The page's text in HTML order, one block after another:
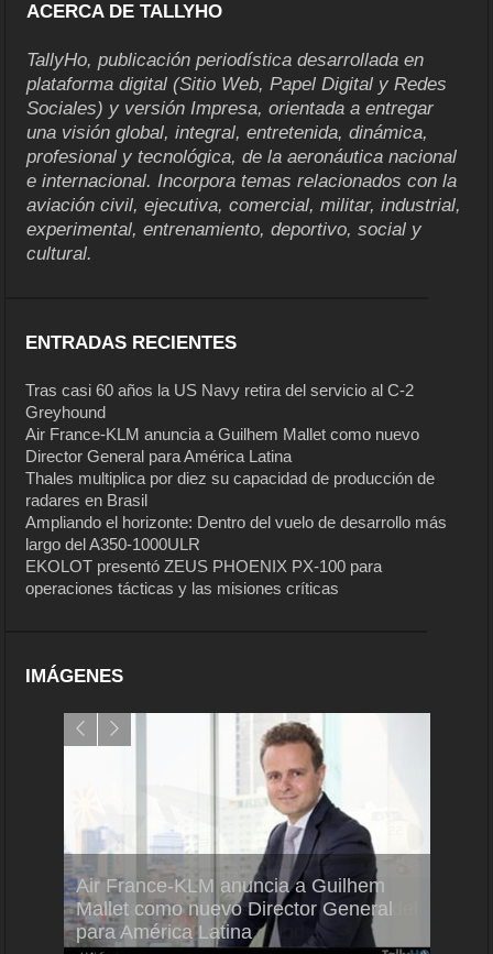
ACERCA DE TALLYHO
TallyHo, publicación periodística desarrollada en
plataforma digital (Sitio Web, Papel Digital y Redes
Sociales) y versión Impresa, orientada a entregar
una visión global, integral, entretenida, dinámica,
profesional y tecnológica, de la aeronáutica nacional
e internacional. Incorpora temas relacionados con la
aviación civil, ejecutiva, comercial, militar, industrial,
experimental, entrenamiento, deportivo, social y
cultural.
ENTRADAS RECIENTES
Tras casi 60 años la US Navy retira del servicio al C-2
Greyhound
Air France-KLM anuncia a Guilhem Mallet como nuevo
Director General para América Latina
Thales multiplica por diez su capacidad de producción de
radares en Brasil
Ampliando el horizonte: Dentro del vuelo de desarrollo más
largo del A350-1000ULR
EKOLOT presentó ZEUS PHOENIX PX-100 para
operaciones tácticas y las misiones críticas
IMÁGENES
Air France-KLM anuncia a Guilhem
Mallet como nuevo Director General
para América Latina